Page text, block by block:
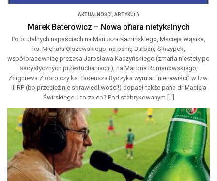
AKTUALNOŚCI ARTYKUŁY
Marek Baterowicz – Nowa ofiara nietykalnych
Po brutalnych napaściach na Mariusza Kamińskiego, Macieja Wąsika,
ks. Michała Olszewskiego, na panią Barbarę Skrzypek,
współpracownicę prezesa Jarosława Kaczyńskiego (zmarła niestety po
sadystycznych przesłuchaniach!), na Marcina Romanowskiego,
Zbigniewa Ziobro czy ks. Tadeusza Rydzyka wymiar “nienawiści” w tzw.
III RP (bo przecież nie sprawiedliwości!) dopadł także pana dr Macieja
Świrskiego. I to za co? Pod sfabrykowanym […]